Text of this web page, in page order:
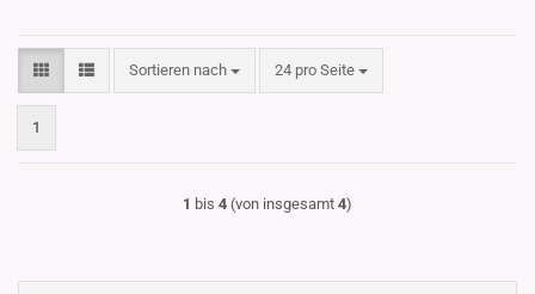
Sortieren nach
Sortieren nach 24 pro Seite
pro Seite
1
1 bis 4 (von insgesamt 4)